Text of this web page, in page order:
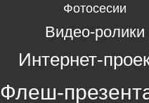
Фотосесии
Видео-ролики
Интернет-
Флеш-